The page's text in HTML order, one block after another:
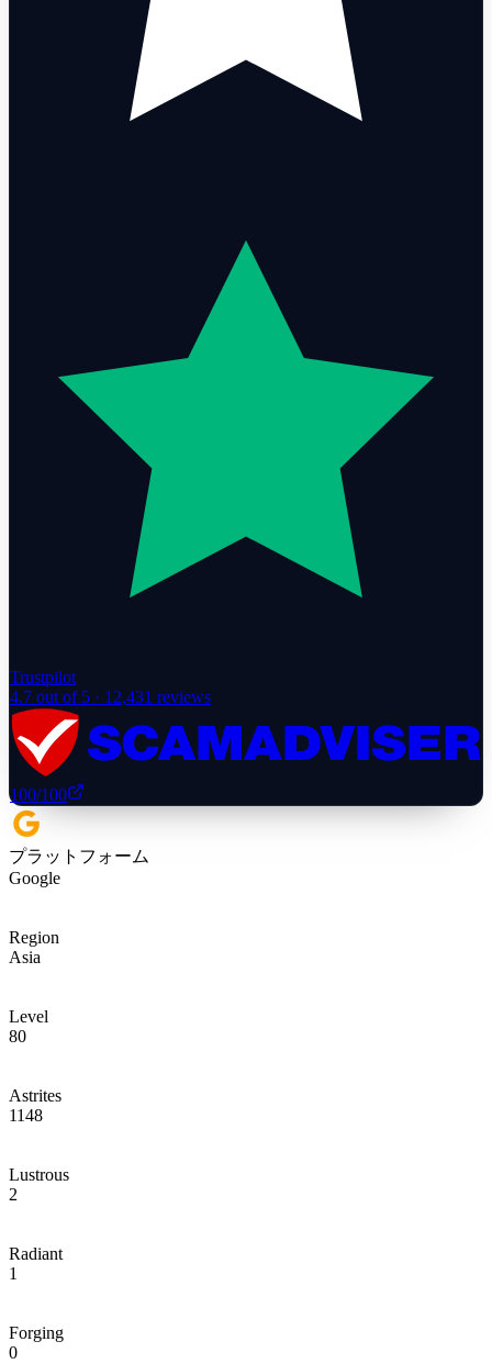
Trustpilot
4.7 out of 5 · 12,431 reviews
100/100
プラットフォーム
Google
Region
Asia
Level
80
Astrites
1148
Lustrous
2
Radiant
1
Forging
0